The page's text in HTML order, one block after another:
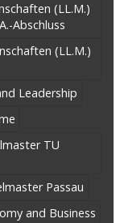
(LL.M.)
Abschluss
(LL.M.)
Leadership
TU
Passau
and Business